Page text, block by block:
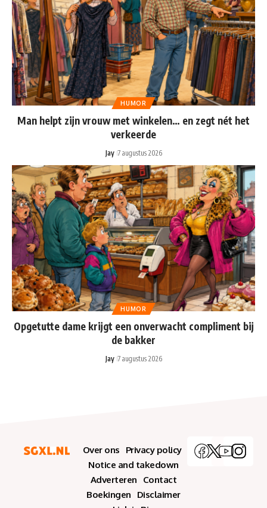
HUMOR
Man helpt zijn vrouw met winkelen… en zegt nét het
verkeerde
Jay 7 augustus 2026
HUMOR
Opgetutte dame krijgt een onverwacht compliment bij
de bakker
Jay 7 augustus 2026
Over ons
Privacy policy
Notice and takedown
Adverteren
Contact
Boekingen
Disclaimer